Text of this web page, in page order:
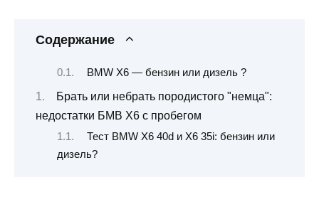
Содержание
BMW X6 — бензин или дизель ?
Брать или небрать породистого "немца":
недостатки БМВ Х6 с пробегом
Тест BMW X6 40d и X6 35i: бензин или
дизель?